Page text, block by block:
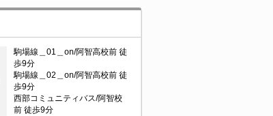
駒場線＿01＿on/阿智高校前 徒
歩9分
駒場線＿02＿on/阿智高校前 徒
歩9分
西部コミュニティバス/阿智校
前 徒歩9分